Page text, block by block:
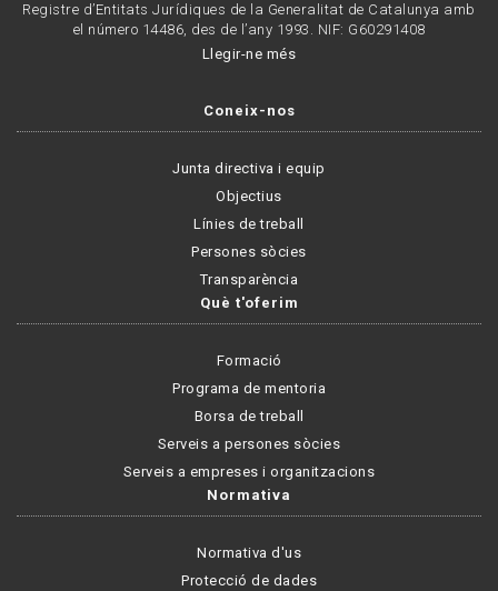
Registre d’Entitats Jurídiques de la Generalitat de Catalunya amb
el número 14486, des de l’any 1993. NIF: G60291408
Llegir-ne més
Coneix-nos
Junta directiva i equip
Objectius
Línies de treball
Persones sòcies
Transparència
Què t'oferim
Formació
Programa de mentoria
Borsa de treball
Serveis a persones sòcies
Serveis a empreses i organitzacions
Normativa
Normativa d'us
Protecció de dades